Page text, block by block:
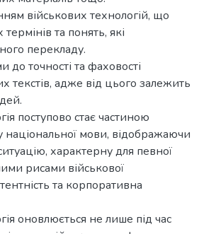
військових технологій, що
та понять, які
перекладу.
точності та фаховості
текстів, адже від цього залежить
поступово стає частиною
національної мови, відображаючи
характерну для певної
рисами військової
та корпоративна
оновлюється не лише під час